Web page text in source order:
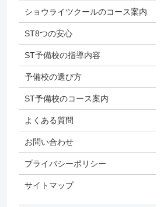
ショウライツクールのコース案内
ST8つの安心
ST予備校の指導内容
予備校の選び方
ST予備校のコース案内
よくある質問
お問い合わせ
プライバシーポリシー
サイトマップ